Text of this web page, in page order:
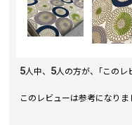
普段絵を描くのが趣味
強調されるのも素敵で
これから長く使ってい
使い込んだ時に出てく
5人中、 5人の方が、｢このレ
このレビューは参考になりま